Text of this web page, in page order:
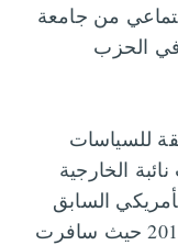
من جامعة
عضوة في الحزب
للسياسات
الخارجية
السابق
باراك أوباما في الفترة من 2011 لـ 2015 حيث سافرت